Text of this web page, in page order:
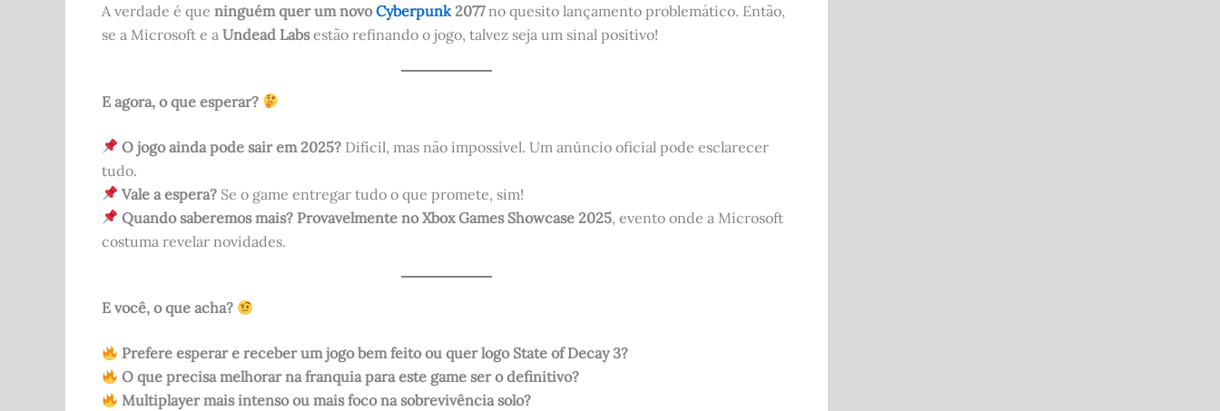
A verdade é que ninguém quer um novoCyberpunk 2077no quesito lançamento problemático. Então,
se a Microsoft e a Undead Labsestão refinando o jogo, talvez seja um sinal positivo!
E agora, o que esperar?
O jogo ainda pode sair em 2025? Difícil, mas não impossível. Um anúncio oficial pode esclarecer
tudo.
Vale a espera? Se o game entregar tudo o que promete, sim!
Quando saberemos mais? Provavelmente no Xbox Games Showcase 2025, evento onde a Microsoft
costuma revelar novidades.
E você, o que acha?
Prefere esperar e receber um jogo bem feito ou quer logo State of Decay 3?
O que precisa melhorar na franquia para este game ser o definitivo?
Multiplayer mais intenso ou mais foco na sobrevivência solo?